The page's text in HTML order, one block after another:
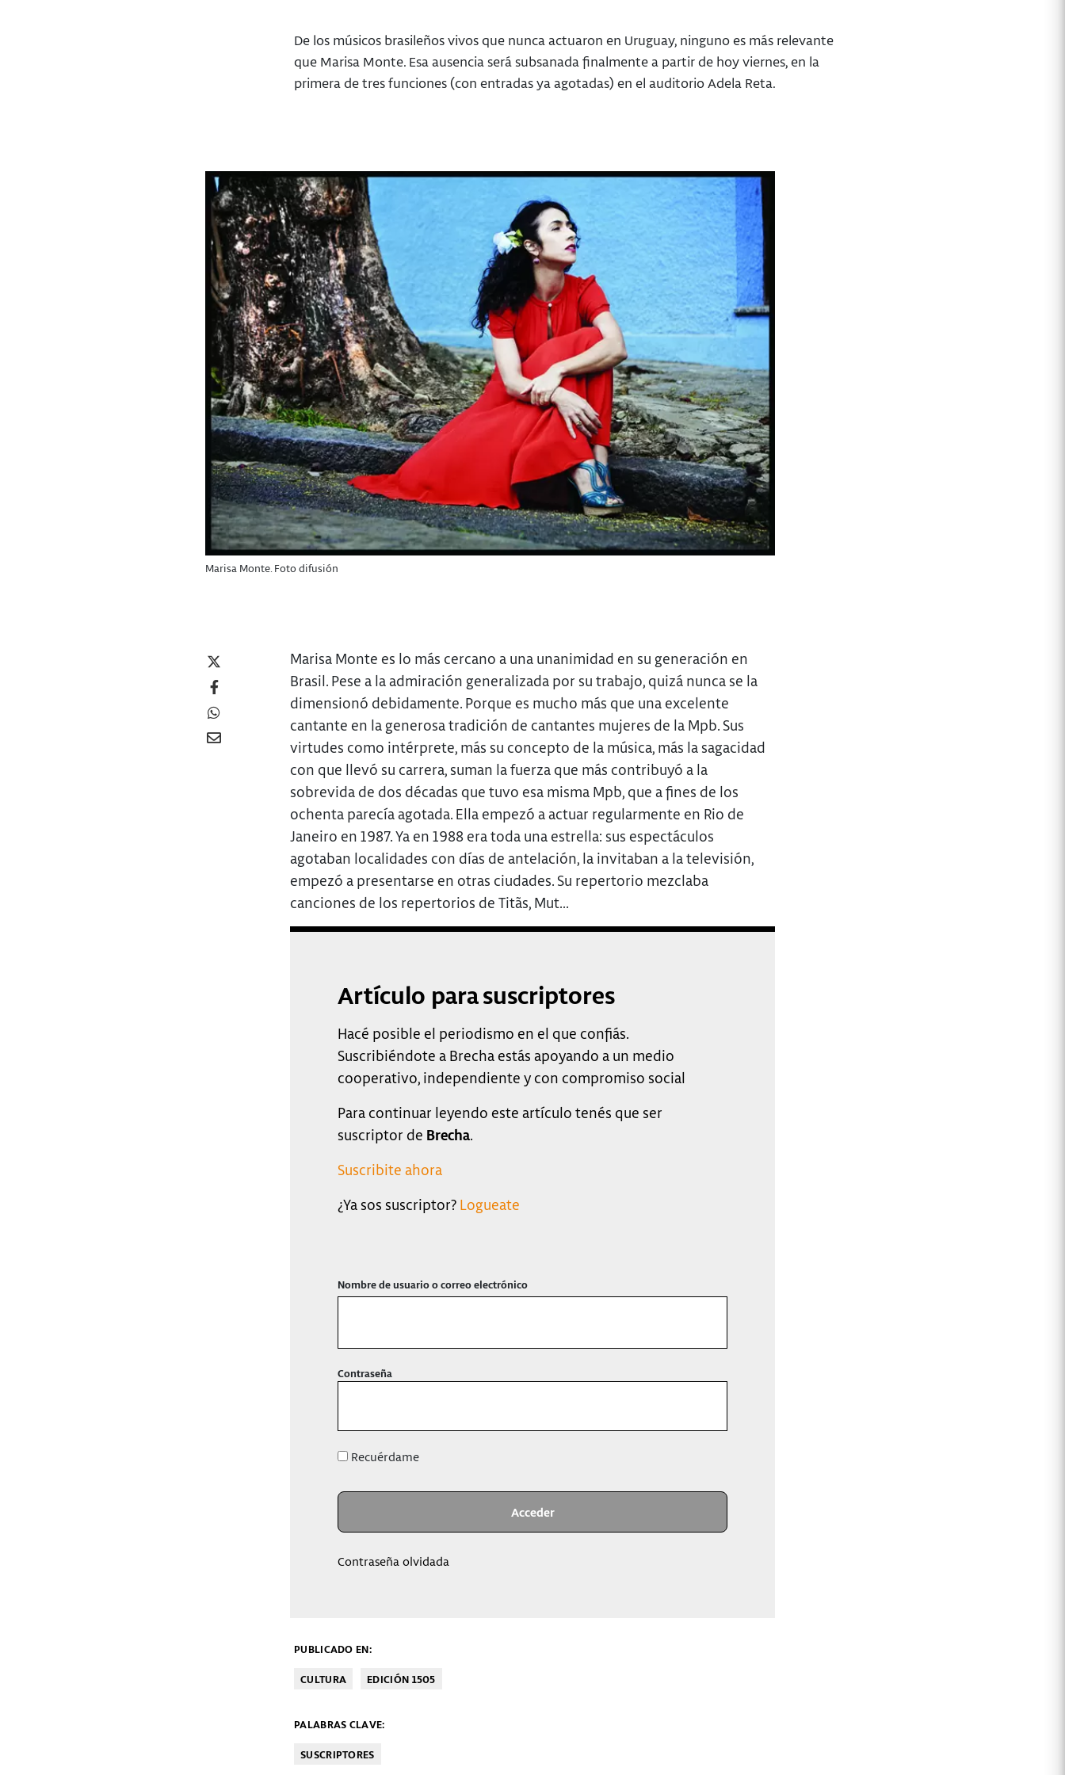
De los músicos brasileños vivos que nunca actuaron en Uruguay, ninguno es más relevante
que Marisa Monte. Esa ausencia será subsanada finalmente a partir de hoy viernes, en la
primera de tres funciones (con entradas ya agotadas) en el auditorio Adela Reta.
Marisa Monte. Foto difusión
Marisa Monte es lo más cercano a una unanimidad en su generación en
Brasil. Pese a la admiración generalizada por su trabajo, quizá nunca se la
dimensionó debidamente. Porque es mucho más que una excelente
cantante en la generosa tradición de cantantes mujeres de la Mpb. Sus
virtudes como intérprete, más su concepto de la música, más la sagacidad
con que llevó su carrera, suman la fuerza que más contribuyó a la
sobrevida de dos décadas que tuvo esa misma Mpb, que a fines de los
ochenta parecía agotada. Ella empezó a actuar regularmente en Rio de
Janeiro en 1987. Ya en 1988 era toda una estrella: sus espectáculos
agotaban localidades con días de antelación, la invitaban a la televisión,
empezó a presentarse en otras ciudades. Su repertorio mezclaba
canciones de los repertorios de Titãs, Mut...
Artículo para suscriptores
Hacé posible el periodismo en el que confiás.
Suscribiéndote a Brecha estás apoyando a un medio
cooperativo, independiente y con compromiso social
Para continuar leyendo este artículo tenés que ser
suscriptor de Brecha.
Suscribite ahora
¿Ya sos suscriptor? Logueate
Nombre de usuario o correo electrónico
Contraseña
Recuérdame
Contraseña olvidada
PUBLICADO EN:
CULTURA
EDICIÓN 1505
PALABRAS CLAVE:
SUSCRIPTORES